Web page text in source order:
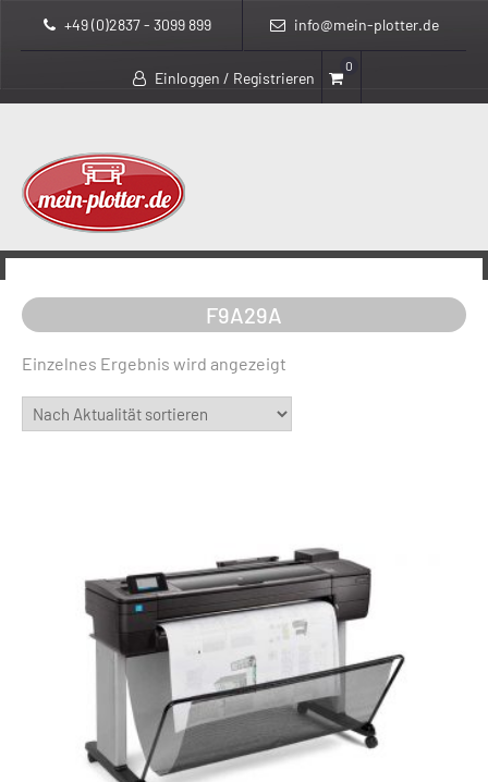
+49 (0)2837 - 3099 899 info@mein-plotter.de
Einloggen / Registrieren
0
> >
F9A29A
Einzelnes Ergebnis wird angezeigt